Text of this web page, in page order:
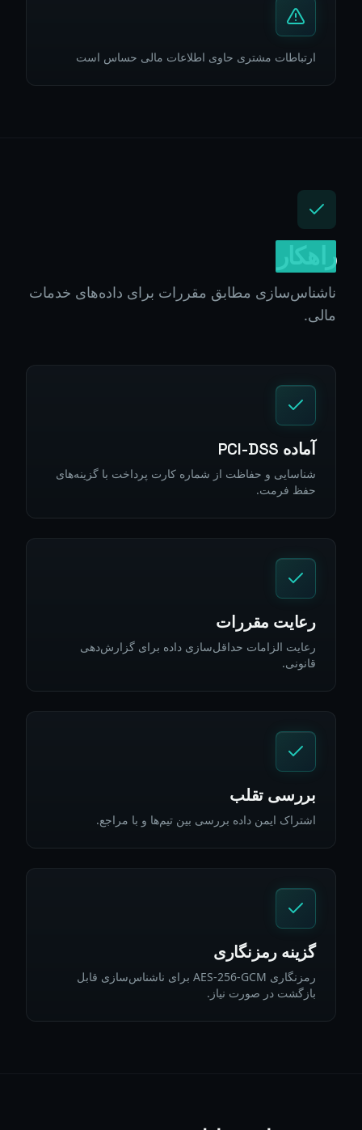
ارتباطات مشتری حاوی اطلاعات مالی حساس است
ناشناس‌سازی مطابق مقررات برای داده‌های خدمات
مالی.
آماده PCI-DSS
شناسایی و حفاظت از شماره کارت پرداخت با گزینه‌های
حفظ فرمت.
رعایت مقررات
رعایت الزامات حداقل‌سازی داده برای گزارش‌دهی
قانونی.
بررسی تقلب
اشتراک ایمن داده بررسی بین تیم‌ها و با مراجع.
گزینه رمزنگاری
رمزنگاری AES-256-GCM برای ناشناس‌سازی قابل
بازگشت در صورت نیاز.